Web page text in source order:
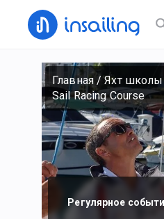
Главная/Яхт
Sail Racing Course
Регулярное